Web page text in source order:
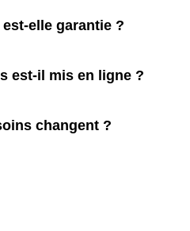
elle garantie ?
est-il mis en ligne ?
changent ?